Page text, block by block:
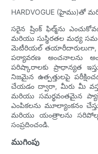
HARDVOGUE (హైము)తో
సరైన ష్రింక్ ఫిల్మ్‌ను
మరియు సుస్థిరతల మధ్య
మెటీరియల్ తయారీదారులుగా,
పర్యావరణ అంచనాలను
పరిష్కారాలకు ప్రాధాన్యత
నిజమైన ఉత్పత్తులపై
చేయడం ద్వారా, మీరు మీ
మరియు సమర్థవంతమైన
ఎంపికలను మూల్యాంకనం
మరియు యంత్రాలను
సంప్రదించండి.
ముగింపు